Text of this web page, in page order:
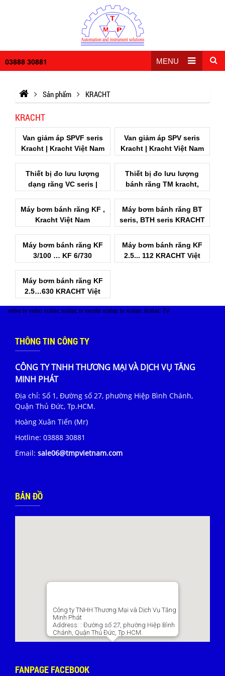
03888 30881 MENU
Sản phẩm KRACHT
KRACHT
Van giảm áp SPVF seris
Kracht | Kracht Việt Nam
Van giảm áp SPV seris
Kracht | Kracht Việt Nam
Thiết bị đo lưu lượng
dạng răng VC seris |
Thiết bị đo lưu lượng
bánh răng TM kracht,
Máy bơm bánh răng KF ,
Kracht Việt Nam
Máy bơm bánh răng BT
seris, BTH seris KRACHT
Máy bơm bánh răng KF
3/100 … KF 6/730
Máy bơm bánh răng KF
2.5... 112 KRACHT Việt
Máy bơm bánh răng KF
2.5…630 KRACHT Việt
vebo tv vebo xoilac xoilac tv xemtv xoilac tv xoilac Xoilac TV
THÔNG TIN CÔNG TY
CÔNG TY TNHH THƯƠNG MẠI VÀ DỊCH VỤ TĂNG
MINH PHÁT
Địa chỉ: Số 1, Đường số 27, phường Hiệp Bình Chánh,
Quận Thủ Đức, Tp.HCM.
Hoàng Xuân Tiến (Mr)
Hotline: 03888 30881
Email: sale06@tmpvietnam.com
BẢN ĐỒ
Công ty TNHH Thương Mại và Dịch Vụ Tăng
Minh Phát
Address: : Đường số 27, phường Hiệp Bình
Chánh, Quận Thủ Đức, Tp.HCM.
FANPAGE FACEBOOK